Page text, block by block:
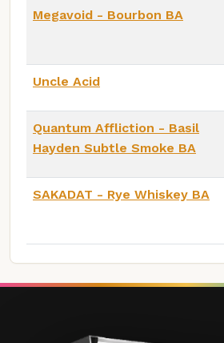
Megavoid - Bourbon BA
Uncle Acid
Quantum Affliction - Basil
Hayden Subtle Smoke BA
SAKADAT - Rye Whiskey BA